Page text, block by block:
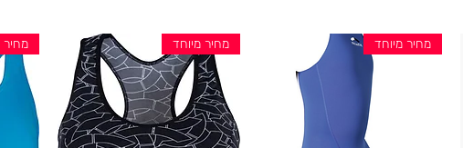
מחיר מיוחד מחיר מיוחד מחיר